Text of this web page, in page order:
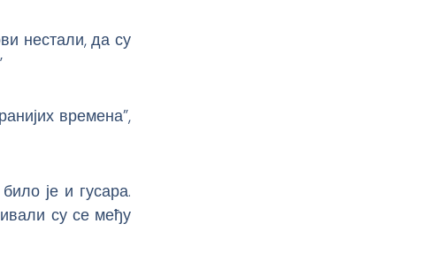
нестали, да су
времена”,
је и гусара.
су се међу